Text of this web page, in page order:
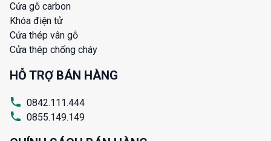
Cửa gỗ carbon
Khóa điện tử
Cửa thép vân gỗ
Cửa thép chống cháy
HỖ TRỢ BÁN HÀNG
0842.111.444
0855.149.149